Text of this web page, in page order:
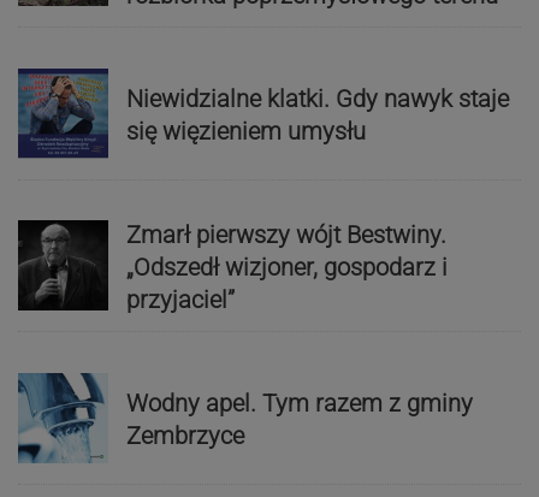
Niewidzialne klatki. Gdy nawyk staje
się więzieniem umysłu
Zmarł pierwszy wójt Bestwiny.
„Odszedł wizjoner, gospodarz i
przyjaciel”
Wodny apel. Tym razem z gminy
Zembrzyce